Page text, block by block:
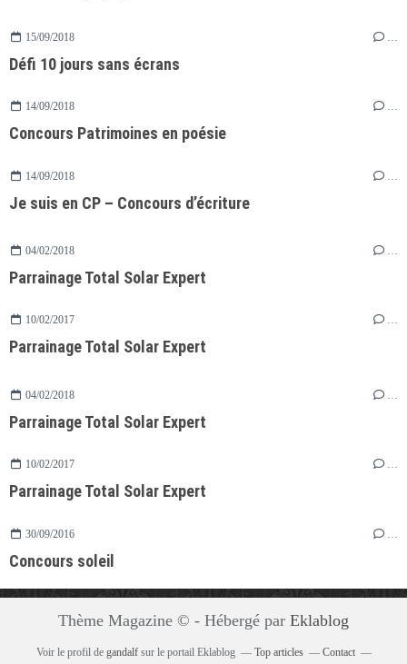
15/09/2018 …
Défi 10 jours sans écrans
14/09/2018 …
Concours Patrimoines en poésie
14/09/2018
Je suis en CP – Concours d’écriture
04/02/2018 …
Parrainage Total Solar Expert
10/02/2017 …
Parrainage Total Solar Expert
04/02/2018
Parrainage Total Solar Expert
10/02/2017 …
Parrainage Total Solar Expert
30/09/2016
Concours soleil
Thème Magazine © - Hébergé par Eklablog
Voir le profil de gandalfsur le portail Eklablog Top articles
Contact